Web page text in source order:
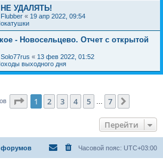
УДАЛЯТЬ!
Flubber « 19 апр 2022, 09:54
- Новосельцево. Отчет с открытой
Solo77rus « 13 фев 2022, 01:52
выходного дня
Страница из
1 2 3 4 5 7
Перейти
форумов Часовой пояс: UTC+03:00